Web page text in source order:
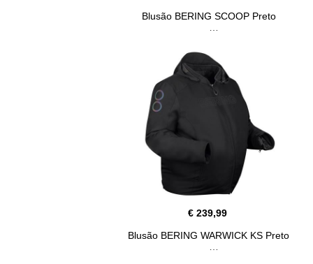
Blusão BERING SCOOP Preto
€ 239,99
Blusão BERING WARWICK KS Preto